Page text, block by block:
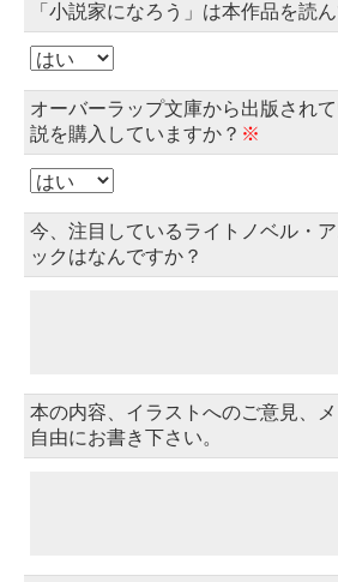
「小説家になろう」は本作品を読ん
オーバーラップ文庫から出版され
説を購入していますか？ ※
今、注目しているライトノベル・
ックはなんですか？
本の内容、イラストへのご意見、
自由にお書き下さい。